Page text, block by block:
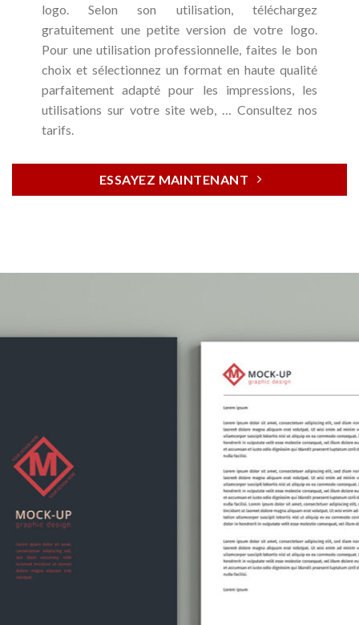
logo. Selon son utilisation, téléchargez
gratuitement une petite version de votre logo.
Pour une utilisation professionnelle, faites le bon
choix et sélectionnez un format en haute qualité
parfaitement adapté pour les impressions, les
utilisations sur votre site web, … Consultez nos
tarifs.
ESSAYEZ MAINTENANT